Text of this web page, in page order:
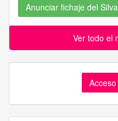
Anunciar fichaje del
Ver todo el